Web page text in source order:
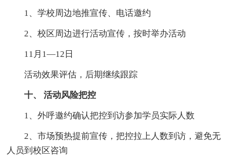
1、学校周边地推宣传、电话邀约
2、校区周边进行活动宣传，按时举办活动
11月1—12日
活动效果评估，后期继续跟踪
十、 活动风险把控
1、外呼邀约确认把控到访参加学员实际人数
2、市场预热提前宣传，把控拉上人数到访，避免无
人员到校区咨询